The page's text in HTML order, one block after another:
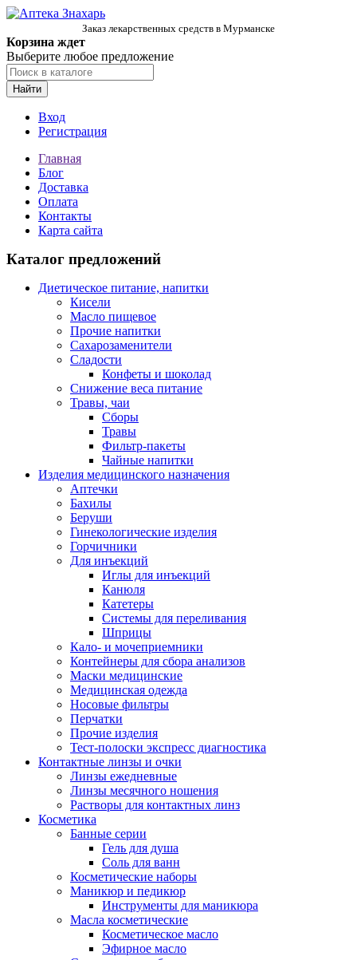
Заказ лекарственных средств в Мурманске
Корзина ждет
Выберите любое предложение
Найти
Вход
Регистрация
Главная
Блог
Доставка
Оплата
Контакты
Карта сайта
Каталог предложений
Диетическое питание, напитки
Кисели
Масло пищевое
Прочие напитки
Сахарозаменители
Сладости
Конфеты и шоколад
Снижение веса питание
Травы, чаи
Сборы
Травы
Фильтр-пакеты
Чайные напитки
Изделия медицинского назначения
Аптечки
Бахилы
Беруши
Гинекологические изделия
Горчичники
Для инъекций
Иглы для инъекций
Канюля
Катетеры
Системы для переливания
Шприцы
Кало- и мочеприемники
Контейнеры для сбора анализов
Маски медицинские
Медицинская одежда
Носовые фильтры
Перчатки
Прочие изделия
Тест-полоски экспресс диагностика
Контактные линзы и очки
Линзы ежедневные
Линзы месячного ношения
Растворы для контактных линз
Косметика
Банные серии
Гель для душа
Соль для ванн
Косметические наборы
Маникюр и педикюр
Инструменты для маникюра
Масла косметические
Косметическое масло
Эфирное масло